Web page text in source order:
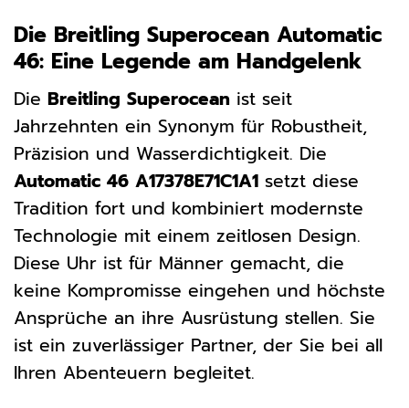
Die Breitling Superocean Automatic
46: Eine Legende am Handgelenk
Die Breitling Superocean ist seit
Jahrzehnten ein Synonym für Robustheit,
Präzision und Wasserdichtigkeit. Die
Automatic 46 A17378E71C1A1 setzt diese
Tradition fort und kombiniert modernste
Technologie mit einem zeitlosen Design.
Diese Uhr ist für Männer gemacht, die
keine Kompromisse eingehen und höchste
Ansprüche an ihre Ausrüstung stellen. Sie
ist ein zuverlässiger Partner, der Sie bei all
Ihren Abenteuern begleitet.